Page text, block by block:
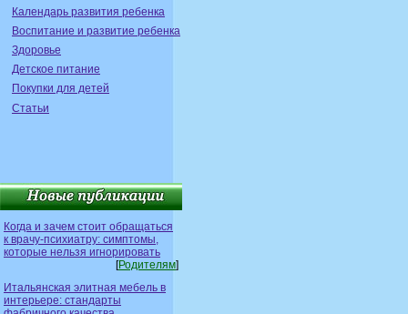
Календарь развития ребенка
Воспитание и развитие ребенка
Здоровье
Детское питание
Покупки для детей
Статьи
Когда и зачем стоит обращаться
к врачу-психиатру: симптомы,
которые нельзя игнорировать
[Родителям]
Итальянская элитная мебель в
интерьере: стандарты